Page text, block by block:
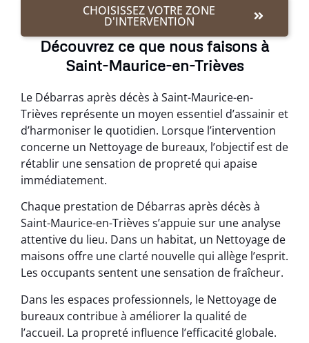
CHOISISSEZ VOTRE ZONE
D'INTERVENTION
Découvrez ce que nous faisons à
Saint-Maurice-en-Trièves
Le Débarras après décès à Saint-Maurice-en-
Trièves représente un moyen essentiel d’assainir et
d’harmoniser le quotidien. Lorsque l’intervention
concerne un Nettoyage de bureaux, l’objectif est de
rétablir une sensation de propreté qui apaise
immédiatement.
Chaque prestation de Débarras après décès à
Saint-Maurice-en-Trièves s’appuie sur une analyse
attentive du lieu. Dans un habitat, un Nettoyage de
maisons offre une clarté nouvelle qui allège l’esprit.
Les occupants sentent une sensation de fraîcheur.
Dans les espaces professionnels, le Nettoyage de
bureaux contribue à améliorer la qualité de
l’accueil. La propreté influence l’efficacité globale.